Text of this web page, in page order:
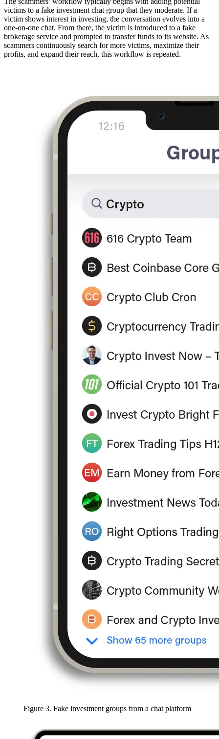
victims to a fake investment chat group that they moderate. If a
victim shows interest in investing, the conversation evolves into a
one-on-one chat. From there, the victim is introduced to a fake
brokerage service and prompted to transfer funds to its website. As
scammers continuously search for more victims, maximize their
profits, and expand their reach, this workflow is repeated.
Figure 3. Fake investment groups from a chat platform